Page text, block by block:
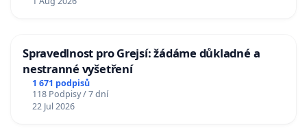
Spravedlnost pro Grejsí: žádáme důkladné a
nestranné vyšetření
1 671 podpisů
118 Podpisy / 7 dní
22 Jul 2026